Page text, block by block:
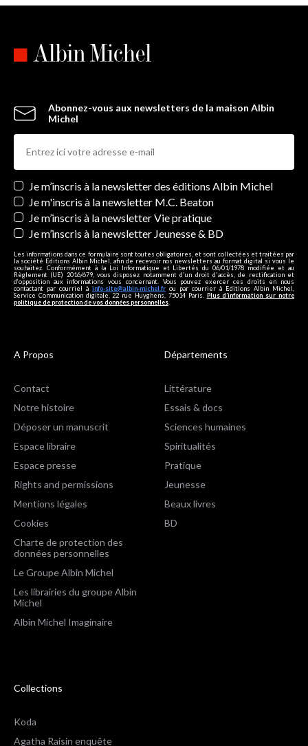
Abonnez-vous aux newsletters de la maison Albin
Michel
Newsletters
Je m’inscris à la newsletter des éditions Albin Michel
Je m'inscris à la newsletter M.C. Beaton
Je m’inscris à la newsletter Vie pratique
Je m’inscris à la newsletter Jeunesse & BD
Les informations dans ce formulaire sont toutes obligatoires, et sont collectées et traitées par
la société Editions Albin Michel, afin de recevoir nos newsletters au format digital si vous le
souhaitez. Conformément à la Loi Informatique et Libertés du 06/01/1978 modifiée et au
Règlement (UE) 2016/679, vous disposez notamment d'un droit d'accès, de rectification et
d’opposition aux informations vous concernant. Vous pouvez exercer ces droits en nous
contactant par courriel à info-site@albin-michel.fr ou par courrier à Editions Albin Michel,
Service Communication digitale, 22 rue Huyghens, 75014 Paris. Plus d’information sur notre
politique de protection de vos données personnelles.
A Propos
Contact
Notre histoire
Déposer un manuscrit
Espace libraire
Espace presse
Rights and permissions
Mentions légales
Cookies
Charte de protection des
données personnelles
Le Groupe Albin Michel
Les librairies du groupe Albin
Michel
Albin Michel Imaginaire
Départements
Littérature
Essais & docs
Sciences humaines
Spiritualités
Pratique
Jeunesse
Beaux livres
BD
Collections
Koda
Agatha Raisin enquête